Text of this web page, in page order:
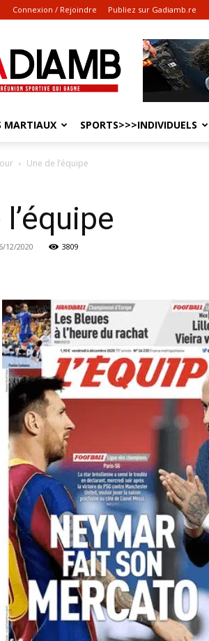
Connexion / Rejoindre Publiez sur Gadiamb.re
Gadiamb.re
|
Actualités
sportives
MARTIAUX SPORTS>>>INDIVIDUELS
Une de l’équipe
12/2020 3809